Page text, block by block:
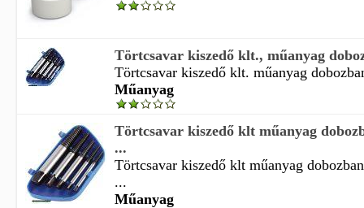
Törtcsavar kiszedő klt., műanyag
Törtcsavar kiszedő klt. műanyag
Műanyag
Törtcsavar kiszedő klt műanyag
...
Törtcsavar kiszedő klt műanyag
...
Műanyag